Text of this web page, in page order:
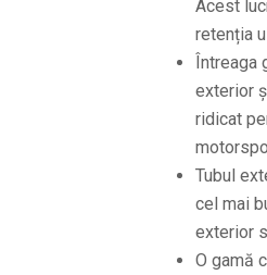
Acest
retenția
Întreaga
exterior
ridicat
Tubul
cel mai
exterior
O gamă